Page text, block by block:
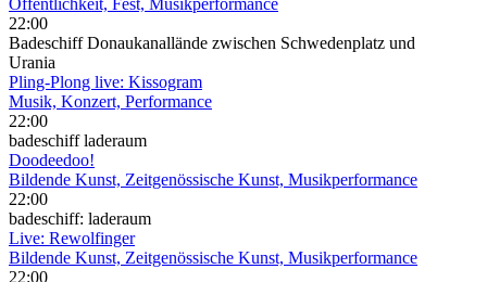
22:00
Badeschiff Donaukanallände zwischen Schwedenplatz und
Urania
Pling-Plong live: Kissogram
Musik, Konzert, Performance
22:00
badeschiff laderaum
Doodeedoo!
Bildende Kunst, Zeitgenössische Kunst, Musikperformance
22:00
badeschiff: laderaum
Live: Rewolfinger
Bildende Kunst, Zeitgenössische Kunst, Musikperformance
22:00